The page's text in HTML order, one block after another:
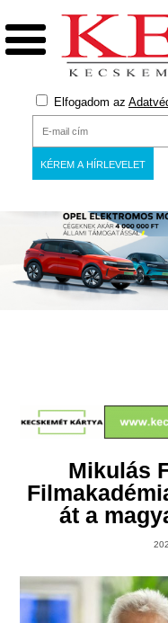
Elfogadom az
Mikulás
át a